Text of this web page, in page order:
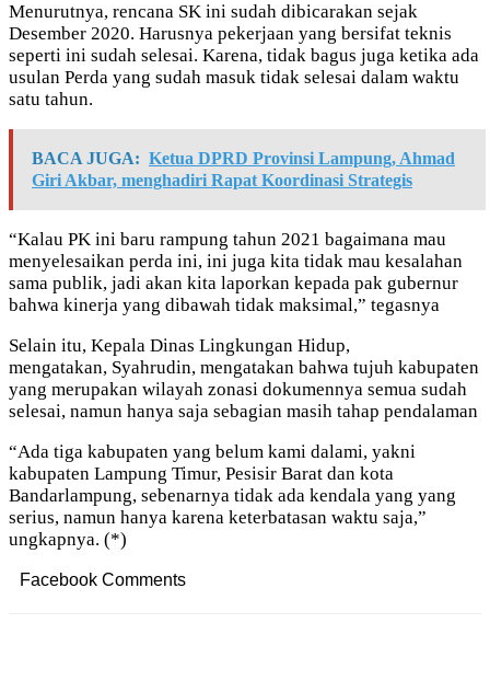
Menurutnya, rencana SK ini sudah dibicarakan sejak
Desember 2020. Harusnya pekerjaan yang bersifat teknis
seperti ini sudah selesai. Karena, tidak bagus juga ketika ada
usulan Perda yang sudah masuk tidak selesai dalam waktu
satu tahun.
BACA JUGA: Ketua DPRD Provinsi Lampung, Ahmad
Giri Akbar, menghadiri Rapat Koordinasi Strategis
“Kalau PK ini baru rampung tahun 2021 bagaimana mau
menyelesaikan perda ini, ini juga kita tidak mau kesalahan
sama publik, jadi akan kita laporkan kepada pak gubernur
bahwa kinerja yang dibawah tidak maksimal,” tegasnya
Selain itu, Kepala Dinas Lingkungan Hidup,
mengatakan, Syahrudin, mengatakan bahwa tujuh kabupaten
yang merupakan wilayah zonasi dokumennya semua sudah
selesai, namun hanya saja sebagian masih tahap pendalaman
“Ada tiga kabupaten yang belum kami dalami, yakni
kabupaten Lampung Timur, Pesisir Barat dan kota
Bandarlampung, sebenarnya tidak ada kendala yang yang
serius, namun hanya karena keterbatasan waktu saja,”
ungkapnya. (*)
Facebook Comments